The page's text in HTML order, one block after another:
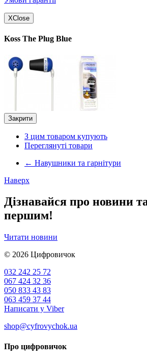
XClose
Koss The Plug Blue
Закрити
З цим товаром купують
Переглянуті товари
← Навушники та гарнітури
Наверх
Дізнавайся про новини
першим!
Читати новини
© 2026 Цифровичок
032 242 25 72
067 424 32 36
050 833 43 83
063 459 37 44
Написати у Viber
shop@cyfrovychok.ua
Про цифровичок